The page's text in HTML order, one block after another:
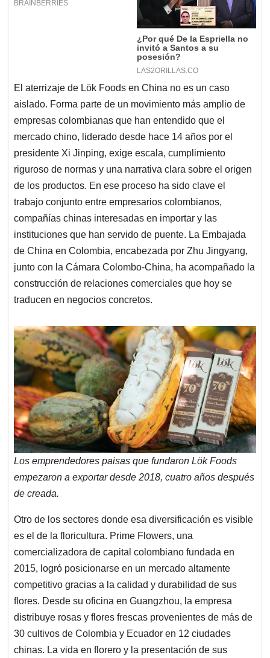
El aterrizaje de Lök Foods en China no es un caso
aislado. Forma parte de un movimiento más amplio de
empresas colombianas que han entendido que el
mercado chino, liderado desde hace 14 años por el
presidente Xi Jinping, exige escala, cumplimiento
riguroso de normas y una narrativa clara sobre el origen
de los productos. En ese proceso ha sido clave el
trabajo conjunto entre empresarios colombianos,
compañías chinas interesadas en importar y las
instituciones que han servido de puente. La Embajada
de China en Colombia, encabezada por Zhu Jingyang,
junto con la Cámara Colombo-China, ha acompañado la
construcción de relaciones comerciales que hoy se
traducen en negocios concretos.
Los emprendedores paisas que fundaron Lök Foods
empezaron a exportar desde 2018, cuatro años después
de creada.
Otro de los sectores donde esa diversificación es visible
es el de la floricultura. Prime Flowers, una
comercializadora de capital colombiano fundada en
2015, logró posicionarse en un mercado altamente
competitivo gracias a la calidad y durabilidad de sus
flores. Desde su oficina en Guangzhou, la empresa
distribuye rosas y flores frescas provenientes de más de
30 cultivos de Colombia y Ecuador en 12 ciudades
chinas. La vida en florero y la presentación de sus